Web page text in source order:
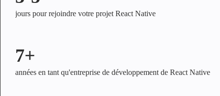
jours pour rejoindre votre projet React Native
7+
années en tant qu'entreprise de développement de React Native